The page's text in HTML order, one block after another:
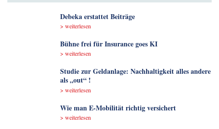
Debeka erstattet Beiträge
> weiterlesen
Bühne frei für Insurance goes KI
> weiterlesen
Studie zur Geldanlage: Nachhaltigkeit alles andere
als „out“ !
> weiterlesen
Wie man E-Mobilität richtig versichert
> weiterlesen